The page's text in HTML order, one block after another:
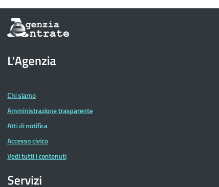
Informazioni
sul
dell'Agenzia
delle
Entrate
L'Agenzia
Chi siamo
Amministrazione trasparente
Atti di notifica
Accesso civico
Vedi tutti i contenuti
Servizi